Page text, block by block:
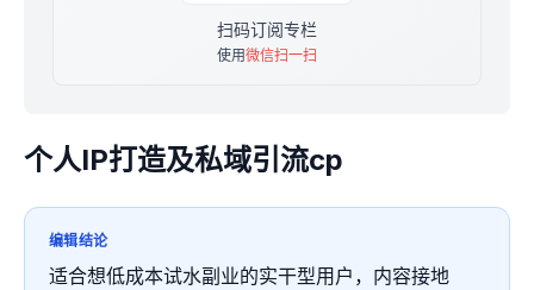
扫码订阅专栏
使用微信扫一扫
个人IP打造及私域引流cp
编辑结论
适合想低成本试水副业的实干型用户，内容接地